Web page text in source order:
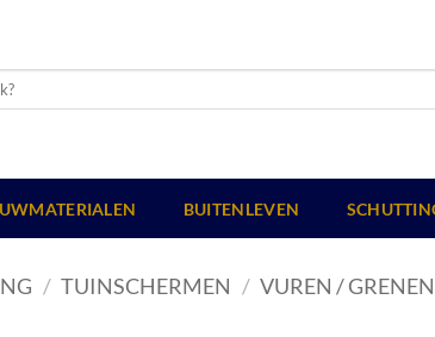
BUITENLEVEN
/ TUINSCHERMEN / VUREN /